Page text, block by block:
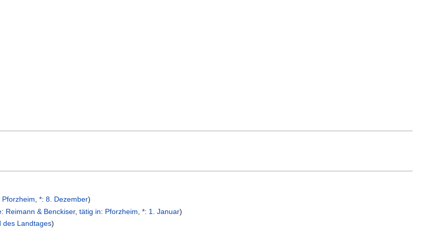
Pforzheim,*:8. Dezember)
: Reimann & Benckiser,tätig in: Pforzheim ,*: 1. Januar)
des Landtages)